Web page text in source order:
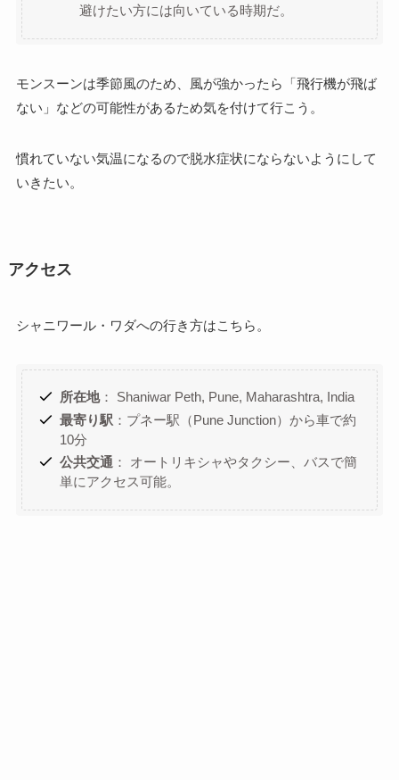
避けたい方には向いている時期だ。
モンスーンは季節風のため、風が強かったら「飛行機が飛ば
ない」などの可能性があるため気を付けて行こう。
慣れていない気温になるので脱水症状にならないようにして
いきたい。
アクセス
シャニワール・ワダへの行き方はこちら。
所在地： Shaniwar Peth, Pune, Maharashtra, India
最寄り駅 ：プネー駅（Pune Junction）から車で約
10分
公共交通： オートリキシャやタクシー、バスで簡
単にアクセス可能。